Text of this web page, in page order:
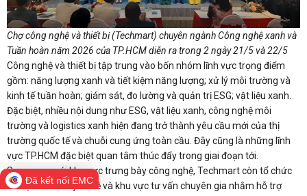
Chợ công nghệ và thiết bị (Techmart) chuyên ngành Công nghệ xanh và
Tuần hoàn năm 2026 của TP.HCM diễn ra trong 2 ngày 21/5 và 22/5
Công nghệ và thiết bị tập trung vào bốn nhóm lĩnh vực trọng điểm
gồm: năng lượng xanh và tiết kiệm năng lượng; xử lý môi trường và
kinh tế tuần hoàn; giám sát, đo lường và quản trị ESG; vật liệu xanh.
Đặc biệt, nhiều nội dung như ESG, vật liệu xanh, công nghệ môi
trường và logistics xanh hiện đang trở thành yêu cầu mới của thị
trường quốc tế và chuỗi cung ứng toàn cầu. Đây cũng là những lĩnh
vực TP.HCM đặc biệt quan tâm thúc đẩy trong giai đoạn tới.
Song song với khu vực trưng bày công nghệ, Techmart còn tổ chức
15 hội thảo chuyên đề và khu vực tư vấn chuyên gia nhằm hỗ trợ
Đã kết nối EMC